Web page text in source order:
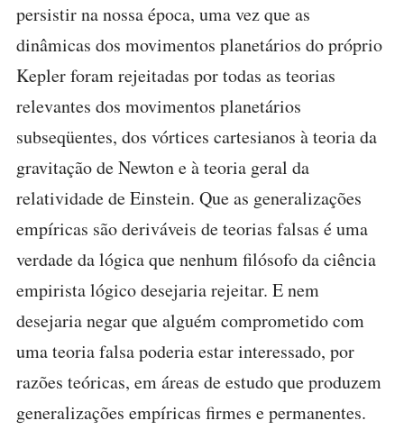
persistir na nossa época, uma vez que as
dinâmicas dos movimentos planetários do próprio
Kepler foram rejeitadas por todas as teorias
relevantes dos movimentos planetários
subseqüentes, dos vórtices cartesianos à teoria da
gravitação de Newton e à teoria geral da
relatividade de Einstein. Que as generalizações
empíricas são deriváveis de teorias falsas é uma
verdade da lógica que nenhum filósofo da ciência
empirista lógico desejaria rejeitar. E nem
desejaria negar que alguém comprometido com
uma teoria falsa poderia estar interessado, por
razões teóricas, em áreas de estudo que produzem
generalizações empíricas firmes e permanentes.